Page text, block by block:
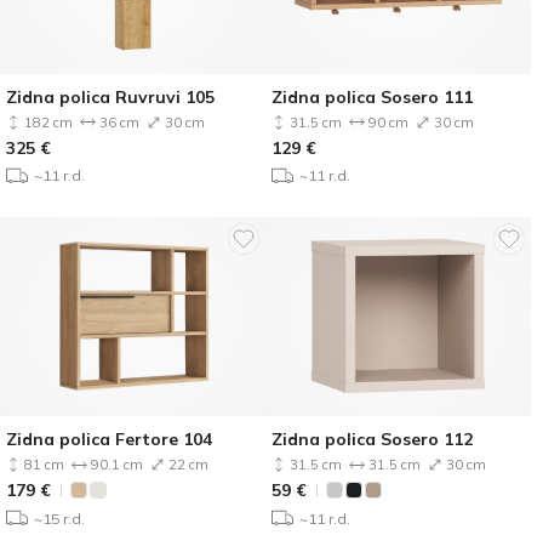
Zidna polica Ruvruvi 105
182 cm 36 cm 30 cm
325 €
~11 r.d.
Zidna polica Sosero 111
31.5 cm 90 cm 30 cm
129 €
~11 r.d.
Zidna polica Fertore 104
81 cm 90.1 cm 22 cm
179 €
~15 r.d.
Zidna polica Sosero 112
31.5 cm 31.5 cm 30 cm
59 €
~11 r.d.